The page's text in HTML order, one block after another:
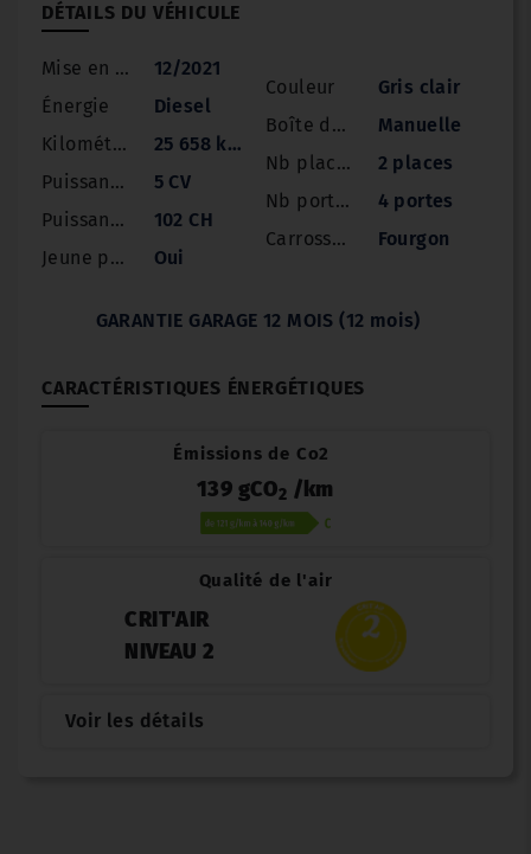
DÉTAILS DU VÉHICULE
Mise en circulation
12/2021
Énergie
Diesel
Kilométrage
25 658 km
Puissance
5 CV
Puissance réelle
102 CH
Jeune permis
Oui
Couleur
Gris clair
Boîte de vitesse
Manuelle
Nb places
2 places
Nb portes
4 portes
Carrosserie
Fourgon
GARANTIE GARAGE 12 MOIS (12 mois)
CARACTÉRISTIQUES ÉNERGÉTIQUES
Émissions de Co2
139 gCO2 /km
Qualité de l'air
CRIT'AIR
NIVEAU 2
Voir les détails